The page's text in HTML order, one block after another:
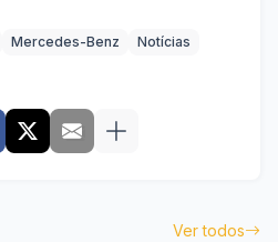
Mercedes-Benz
Notícias
Ver todos